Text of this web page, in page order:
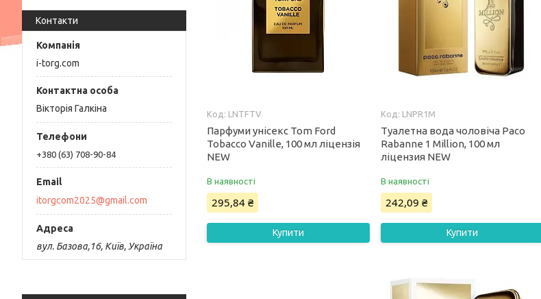
Контакти
i-torg.com
Вікторія Галкіна
+380 (63) 708-90-84
itorgcom2025@gmail.com
вул. Базова,16, Київ, Україна
LNTFTV
Парфуми унісекс Tom Ford
Tobacco Vanille, 100 мл ліцензія
NEW
В наявності
295,84 ₴
Купити
LNPR1M
Туалетна вода чоловіча Paco
Rabanne 1 Million, 100 мл
ліцензия NEW
В наявності
242,09 ₴
Купити